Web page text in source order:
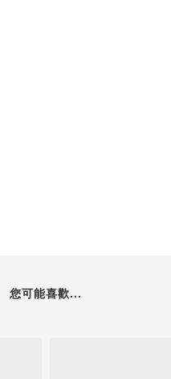
您可能喜歡...